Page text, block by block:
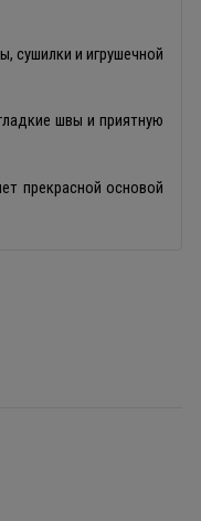
сушилки и игрушечной
швы и приятную
прекрасной основой